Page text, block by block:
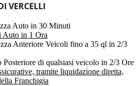
VERCELLI
Auto in 30 Minuti
Auto in 1 Ora
Anteriore Veicoli fino a 35 ql in 2/3
Posteriore di qualsiasi veicolo in 2/3 Ore
tramite liquidazione diretta,
Franchigia